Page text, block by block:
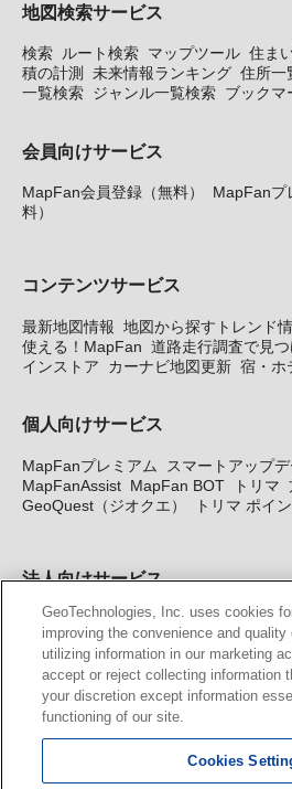
地図検索サービス
検索 ルート検索 マップツール 住ま
積の計測
未来情報ランキング 住所一
一覧検索 ジャンル一覧検索 ブックマ
会員向けサービス
MapFan会員登録（無料）
MapFanプ
料）
コンテンツサービス
最新地図情報 地図から探すトレンド
使える！MapFan 道路走行調査で見
インストア
カーナビ地図更新 宿・ホ
個人向けサービス
MapFanプレミアム
スマートアップ
MapFanAssist MapFan BOT トリマ
GeoQuest（ジオクエ）
トリマ ポイ
法人向けサービス
法人向け地図・位置情報サービス
図API Windows PC向け地図開発キッ
サービス
MAP WORLD+ トリマ広告
カーナビ地図更新サービス
MapFan スマートメンバーズ
GeoTechnologies, Inc. uses cookies
improving the convenience and
utilizing information in our marketing
accept or reject collecting information
your discretion except information
functioning of our site.
Cookies